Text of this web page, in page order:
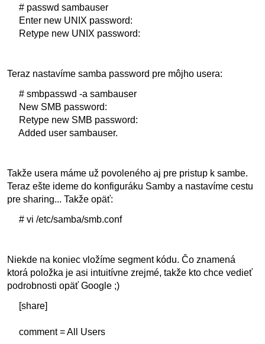
# passwd sambauser
Enter new UNIX password:
Retype new UNIX password:
Teraz nastavíme samba password pre môjho usera:
# smbpasswd -a sambauser
New SMB password:
Retype new SMB password:
Added user sambauser.
Takže usera máme už povoleného aj pre pristup k sambe.
Teraz ešte ideme do konfiguráku Samby a nastavíme cestu
pre sharing... Takže opäť:
# vi /etc/samba/smb.conf
Niekde na koniec vložíme segment kódu. Čo znamená
ktorá položka je asi intuitívne zrejmé, takže kto chce vedieť
podrobnosti opäť Google ;)
[share]
comment = All Users